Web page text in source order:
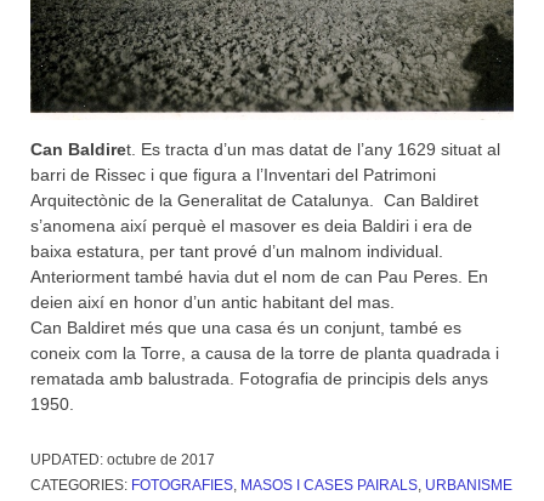
Can Baldiret. Es tracta d’un mas datat de l’any 1629 situat al
barri de Rissec i que figura a l’Inventari del Patrimoni
Arquitectònic de la Generalitat de Catalunya. Can Baldiret
s’anomena així perquè el masover es deia Baldiri i era de
baixa estatura, per tant prové d’un malnom individual.
Anteriorment també havia dut el nom de can Pau Peres. En
deien així en honor d’un antic habitant del mas.
Can Baldiret més que una casa és un conjunt, també es
coneix com la Torre, a causa de la torre de planta quadrada i
rematada amb balustrada. Fotografia de principis dels anys
1950.
UPDATED: octubre de 2017
CATEGORIES: FOTOGRAFIES, MASOS I CASES PAIRALS, URBANISME